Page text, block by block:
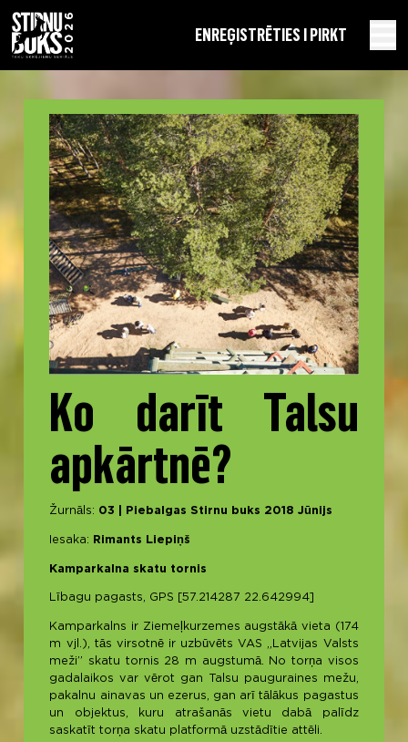
ENREĢISTRĒTIES I PIRKT
Ko darīt Talsu
apkārtnē?
Žurnāls: 03 | Piebalgas Stirnu buks 2018 Jūnijs
Iesaka: Rimants Liepiņš
Kamparkalna skatu tornis
Lībagu pagasts, GPS [57.214287 22.642994]
Kamparkalns ir Ziemeļkurzemes augstākā vieta (174
m vjl.), tās virsotnē ir uzbūvēts VAS „Latvijas Valsts
meži” skatu tornis 28 m augstumā. No torņa visos
gadalaikos var vērot gan Talsu pauguraines mežu,
pakalnu ainavas un ezerus, gan arī tālākus pagastus
un objektus, kuru atrašanās vietu dabā palīdz
saskatīt torņa skatu platformā uzstādītie attēli.